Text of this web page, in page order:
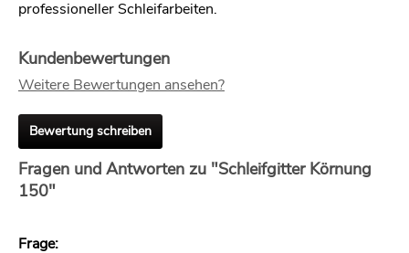
professioneller Schleifarbeiten.
Kundenbewertungen
Weitere Bewertungen ansehen?
Bewertung schreiben
Fragen und Antworten zu "Schleifgitter Körnung
150"
Frage: